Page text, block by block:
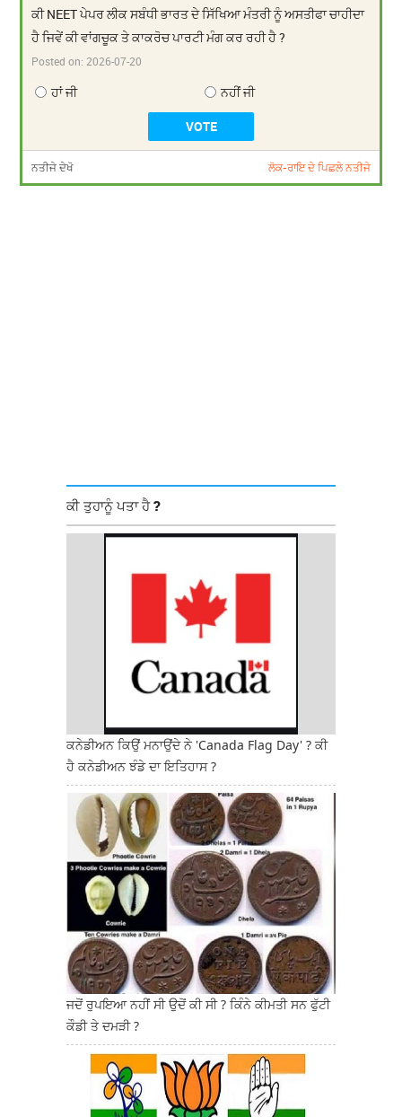
ਕੀ NEET ਪੇਪਰ ਲੀਕ ਸਬੰਧੀ ਭਾਰਤ ਦੇ ਸਿੱਖਿਆ ਮੰਤਰੀ ਨੂੰ ਅਸਤੀਫਾ ਚਾਹੀਦਾ
ਹੈ ਜਿਵੇਂ ਕੀ ਵਾਂਗਚੂਕ ਤੇ ਕਾਕਰੋਚ ਪਾਰਟੀ ਮੰਗ ਕਰ ਰਹੀ ਹੈ ?
Posted on:2026-07-20
ਹਾਂ ਜੀ ਨਹੀਂ ਜੀ
ਨਤੀਜੇ ਦੇਖੋ ਲੋਕ-ਰਾਇ ਦੇ ਪਿਛਲੇ ਨਤੀਜੇ
ਕੀ ਤੁਹਾਨੂੰ ਪਤਾ ਹੈ ?
ਕਨੇਡੀਅਨ ਕਿਉਂ ਮਨਾਉਂਦੇ ਨੇ 'Canada Flag Day' ? ਕੀ
ਹੈ ਕਨੇਡੀਅਨ ਝੰਡੇ ਦਾ ਇਤਿਹਾਸ ?
ਜਦੋਂ ਰੁਪਇਆ ਨਹੀਂ ਸੀ ਉਦੋਂ ਕੀ ਸੀ ? ਕਿੰਨੇ ਕੀਮਤੀ ਸਨ ਫੁੱਟੀ
ਕੌਡੀ ਤੇ ਦਮੜੀ ?